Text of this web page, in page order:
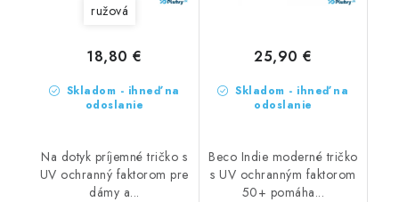
ružová
Skladom - ihneď na
odoslanie
18,80 €
Na dotyk príjemné tričko s
UV ochranný faktorom pre
dámy a...
Skladom - ihneď na
odoslanie
25,90 €
Beco Indie moderné tričko
s UV ochranným faktorom
50+ pomáha...